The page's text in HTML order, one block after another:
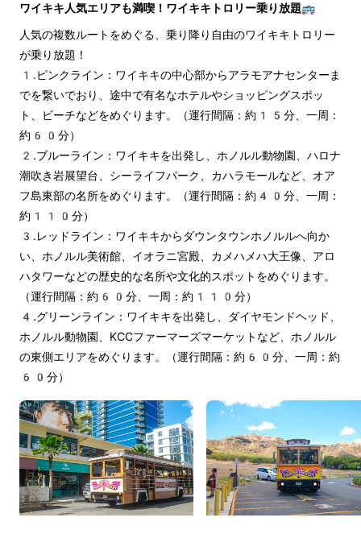
ワイキキ人気エリアも満喫！ワイキキトロリー乗り放題🚌
人気の複数ルートをめぐる、乗り降り自由のワイキキトロリー
が乗り放題！
1.ピンクライン：ワイキキの中心部からアラモアナセンターま
でを繋いでおり、途中で有名なホテルやショッピングスポッ
ト、ビーチなどをめぐります。（運行間隔：約15分、一周：
約60分）
2.ブルーライン：ワイキキを出発し、ホノルル動物園、ハロナ
潮吹き岩展望台、シーライフパーク、カハラモールなど、オア
フ島東部の名所をめぐります。（運行間隔：約40分、一周：
約110分）
3.レッドライン：ワイキキからダウンタウンホノルルへ向か
い、ホノルル美術館、イオラニ宮殿、カメハメハ大王像、アロ
ハタワーなどの歴史的な名所や文化的スポットをめぐります。
（運行間隔：約60分、一周：約110分）
4.グリーンライン：ワイキキを出発し、ダイヤモンドヘッド、
ホノルル動物園、KCCファーマーズマーケットなど、ホノルル
の東側エリアをめぐります。（運行間隔：約60分、一周：約
60分）